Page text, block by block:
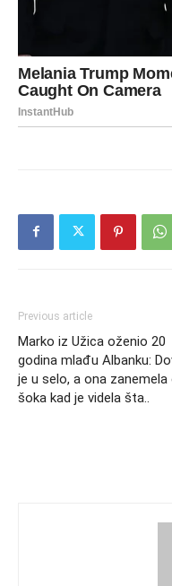
Previous article
Marko iz Užica oženio 20
godina mlađu Albanku:
je u selo, a ona zanemela
šoka kad je videla šta..